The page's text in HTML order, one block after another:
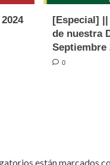
[Especial]
de nuestra
Septiembre
0
están marcados